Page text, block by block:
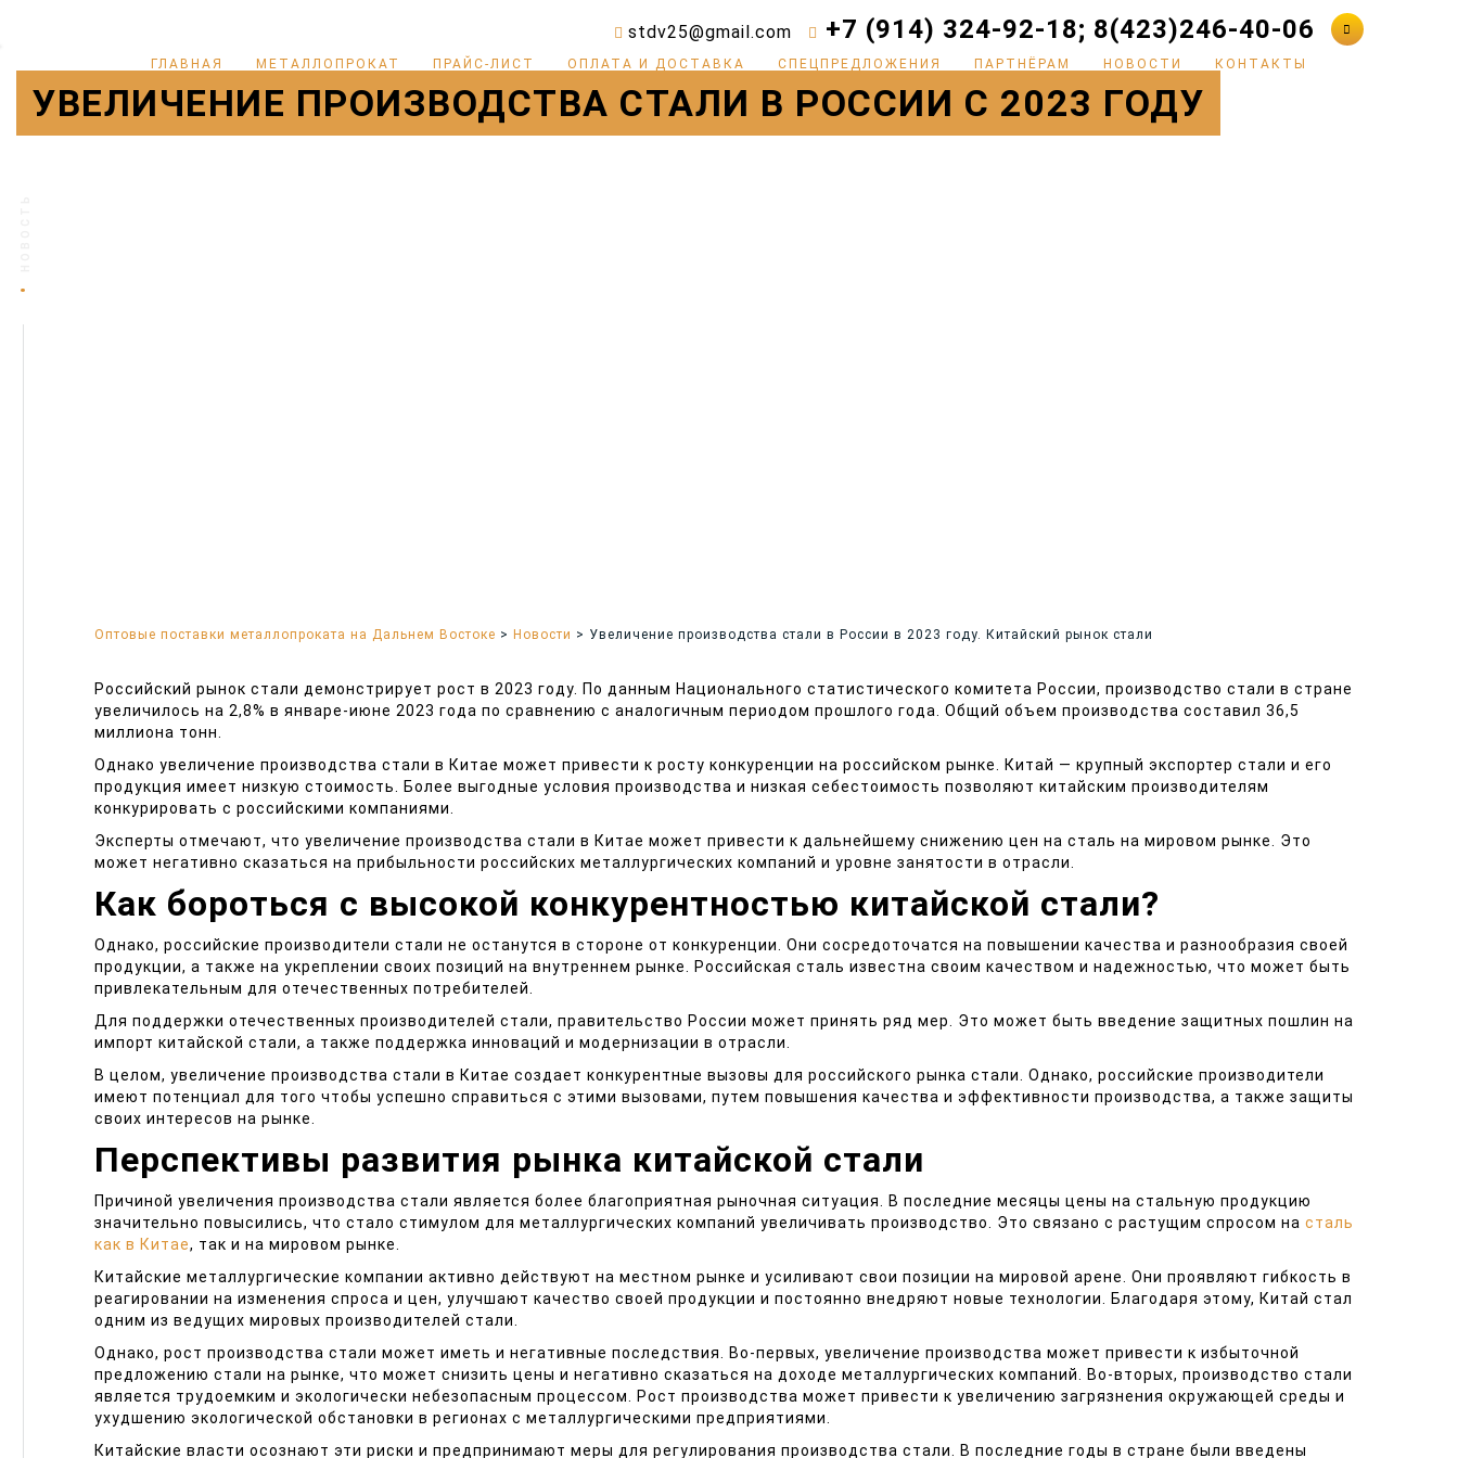

 +7 (914) 324-92-18; 8(423)246-40-06
 stdv25@gmail.com
ГЛАВНАЯ МЕТАЛЛОПРОКАТ ПРАЙС-ЛИСТ ОПЛАТА И ДОСТАВКА СПЕЦПРЕДЛОЖЕНИЯ ПАРТНЁРАМ НОВОСТИ КОНТАКТЫ
УВЕЛИЧЕНИЕ ПРОИЗВОДСТВА СТАЛИ В РОССИИ С 2023 ГОДУ
Оптовые поставки металлопроката на Дальнем Востоке > Новости > Увеличение производства стали в России в 2023 году. Китайский рынок стали
Российский рынок стали демонстрирует рост в 2023 году. По данным Национального статистического комитета России, производство стали в стране
увеличилось на 2,8% в январе-июне 2023 года по сравнению с аналогичным периодом прошлого года. Общий объем производства составил 36,5
миллиона тонн.
Однако увеличение производства стали в Китае может привести к росту конкуренции на российском рынке. Китай — крупный экспортер стали и его
продукция имеет низкую стоимость. Более выгодные условия производства и низкая себестоимость позволяют китайским производителям
конкурировать с российскими компаниями.
Эксперты отмечают, что увеличение производства стали в Китае может привести к дальнейшему снижению цен на сталь на мировом рынке. Это
может негативно сказаться на прибыльности российских металлургических компаний и уровне занятости в отрасли.
Как бороться с высокой конкурентностью китайской стали?
Однако, российские производители стали не останутся в стороне от конкуренции. Они сосредоточатся на повышении качества и разнообразия своей
продукции, а также на укреплении своих позиций на внутреннем рынке. Российская сталь известна своим качеством и надежностью, что может быть
привлекательным для отечественных потребителей.
Для поддержки отечественных производителей стали, правительство России может принять ряд мер. Это может быть введение защитных пошлин на
импорт китайской стали, а также поддержка инноваций и модернизации в отрасли.
В целом, увеличение производства стали в Китае создает конкурентные вызовы для российского рынка стали. Однако, российские производители
имеют потенциал для того чтобы успешно справиться с этими вызовами, путем повышения качества и эффективности производства, а также защиты
своих интересов на рынке.
Перспективы развития рынка китайской стали
Причиной увеличения производства стали является более благоприятная рыночная ситуация. В последние месяцы цены на стальную продукцию
значительно повысились, что стало стимулом для металлургических компаний увеличивать производство. Это связано с растущим спросом на сталь
как в Китае, так и на мировом рынке.
Китайские металлургические компании активно действуют на местном рынке и усиливают свои позиции на мировой арене. Они проявляют гибкость в
реагировании на изменения спроса и цен, улучшают качество своей продукции и постоянно внедряют новые технологии. Благодаря этому, Китай стал
одним из ведущих мировых производителей стали.
Однако, рост производства стали может иметь и негативные последствия. Во-первых, увеличение производства может привести к избыточной
предложению стали на рынке, что может снизить цены и негативно сказаться на доходе металлургических компаний. Во-вторых, производство стали
является трудоемким и экологически небезопасным процессом. Рост производства может привести к увеличению загрязнения окружающей среды и
ухудшению экологической обстановки в регионах с металлургическими предприятиями.
Китайские власти осознают эти риски и предпринимают меры для регулирования производства стали. В последние годы в стране были введены